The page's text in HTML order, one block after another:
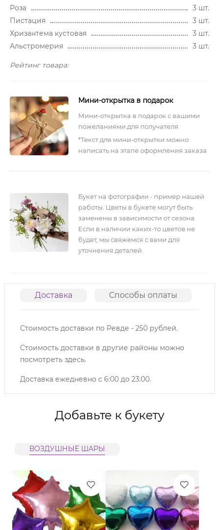
Роза
3 шт.
Пистация
3 шт.
Хризантема кустовая
3 шт.
Альстромерия
3 шт.
Рейтинг товара:
Мини-открытка в подарок
Мини-открытка в подарок с вашими
пожеланиями для получателя
*Текст для мини-открытки можно
написать на этапе оформления заказа
Букет на фотографии - пример нашей
работы. Цветы в букете могут быть
заменены в зависимости от сезона.
Если в наличии каких-то цветов не
будет, мы свяжемся с вами для
уточнения деталей.
Доставка Способы оплаты
Стоимость доставки по Ревде - 250 рублей.
Стоимость доставки в другие районы можно
посмотреть здесь.
Доставка ежедневно с 6:00 до 23:00.
Добавьте к букету
ВОЗДУШНЫЕ ШАРЫ